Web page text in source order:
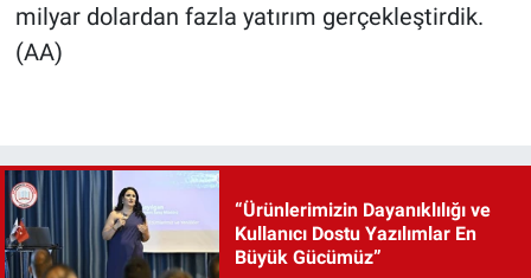
milyar dolardan fazla yatırım gerçekleştirdik.
(AA)
“Ürünlerimizin Dayanıklılığı ve
Kullanıcı Dostu Yazılımlar En
Büyük Gücümüz”